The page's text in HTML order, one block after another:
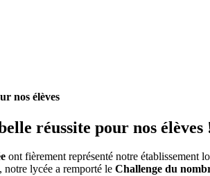
nos élèves
réussite pour nos élèves
ont fièrement représenté notre établissement
notre lycée a remporté le Challenge du